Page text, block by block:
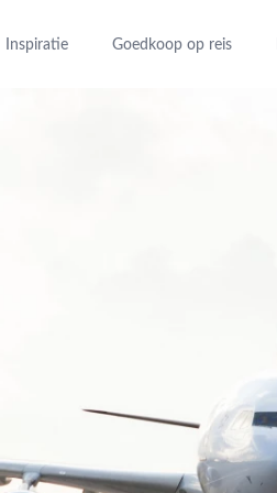
Inspiratie Goedkoop op reis